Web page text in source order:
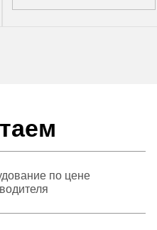
по цене